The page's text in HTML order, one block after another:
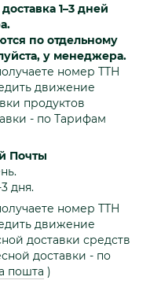
1–3 дней
по отдельному
у менеджера.
номер ТТН
движение
продуктов
- по Тарифам
Почты
дня.
номер ТТН
движение
доставки средств
доставки - по
пошта )